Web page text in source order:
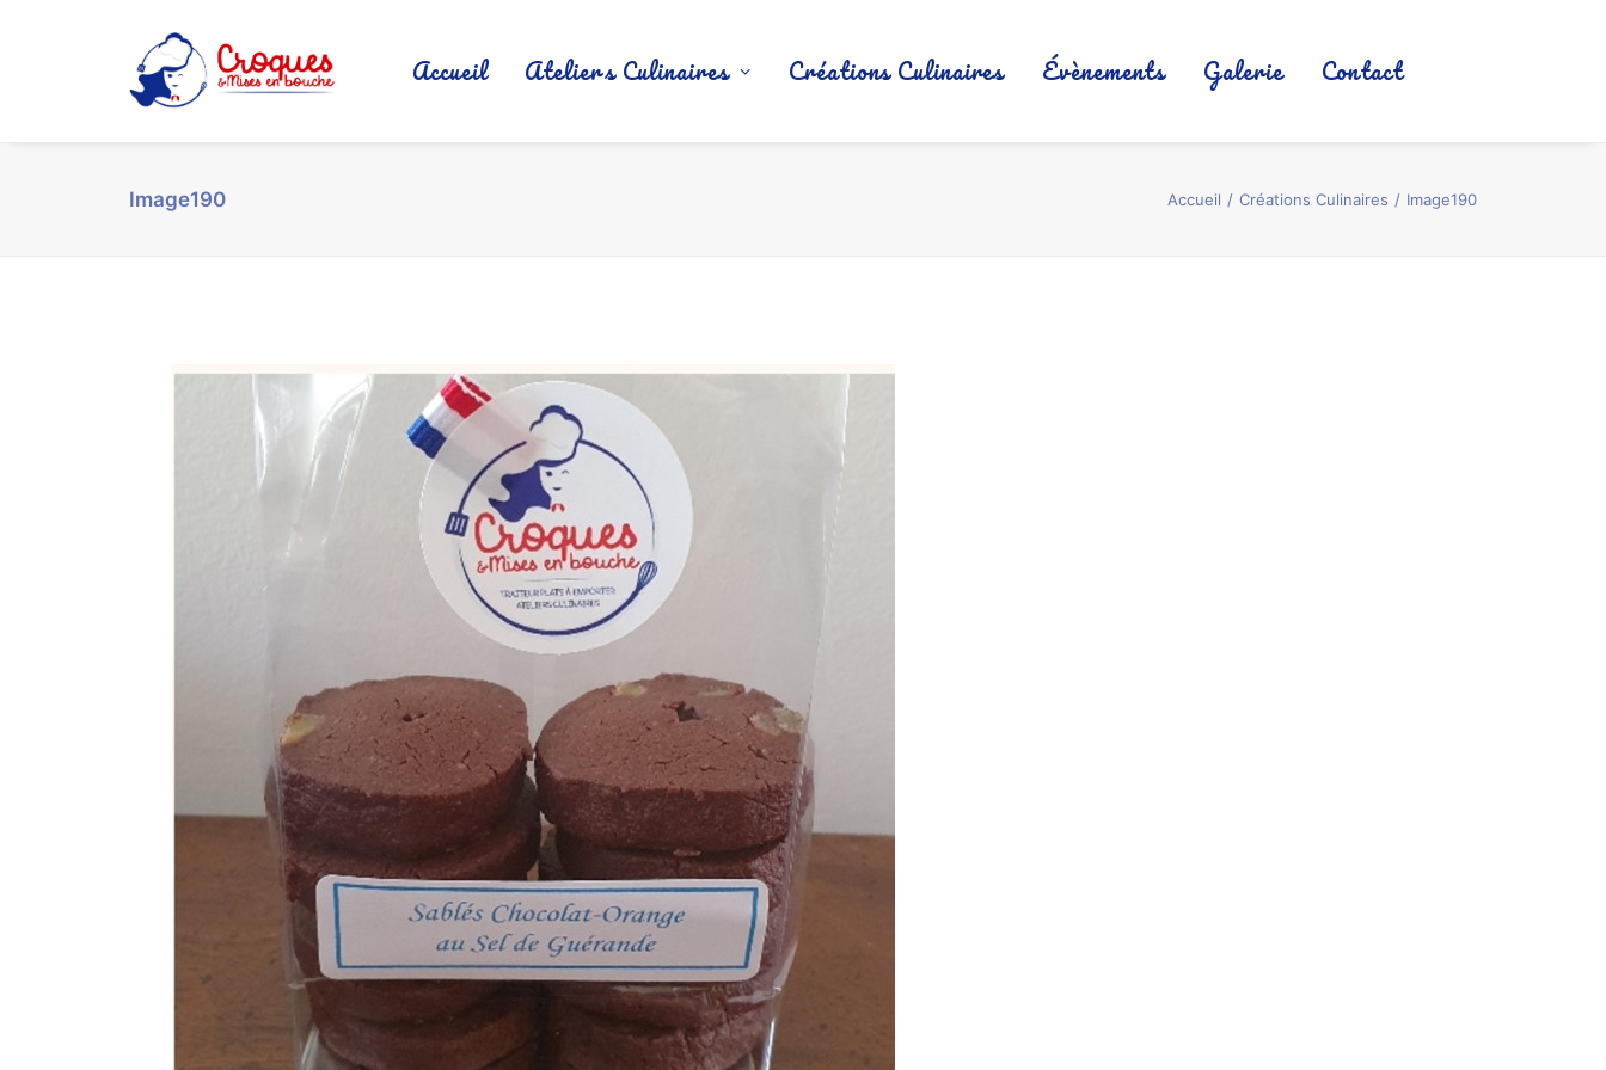
Accueil Ateliers Culinaires Créations Culinaires Évènements Galerie Contact
Image190 Accueil Créations Culinaires Image190